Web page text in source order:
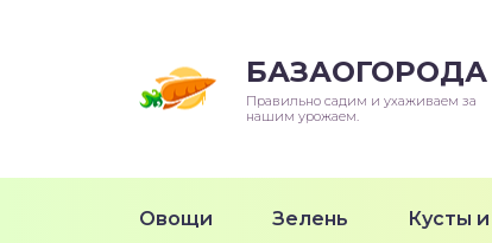
БАЗАОГОРОДА
Правильно садим и ухаживаем за
нашим урожаем.
Овощи Зелень Кусты